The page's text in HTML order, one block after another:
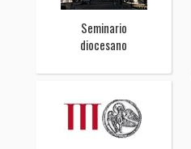
Seminario
diocesano